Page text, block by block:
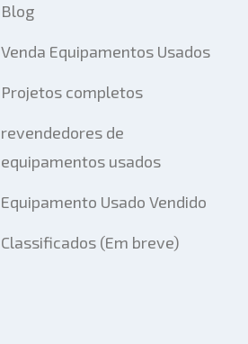
Blog
Venda Equipamentos Usados
Projetos completos
revendedores de
equipamentos usados
Equipamento Usado Vendido
Classificados (Em breve)